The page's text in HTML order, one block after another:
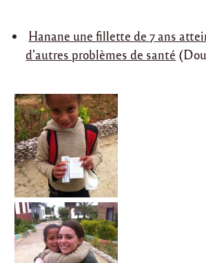
Hanane une fillette de 7 ans
d’autres problèmes de santé